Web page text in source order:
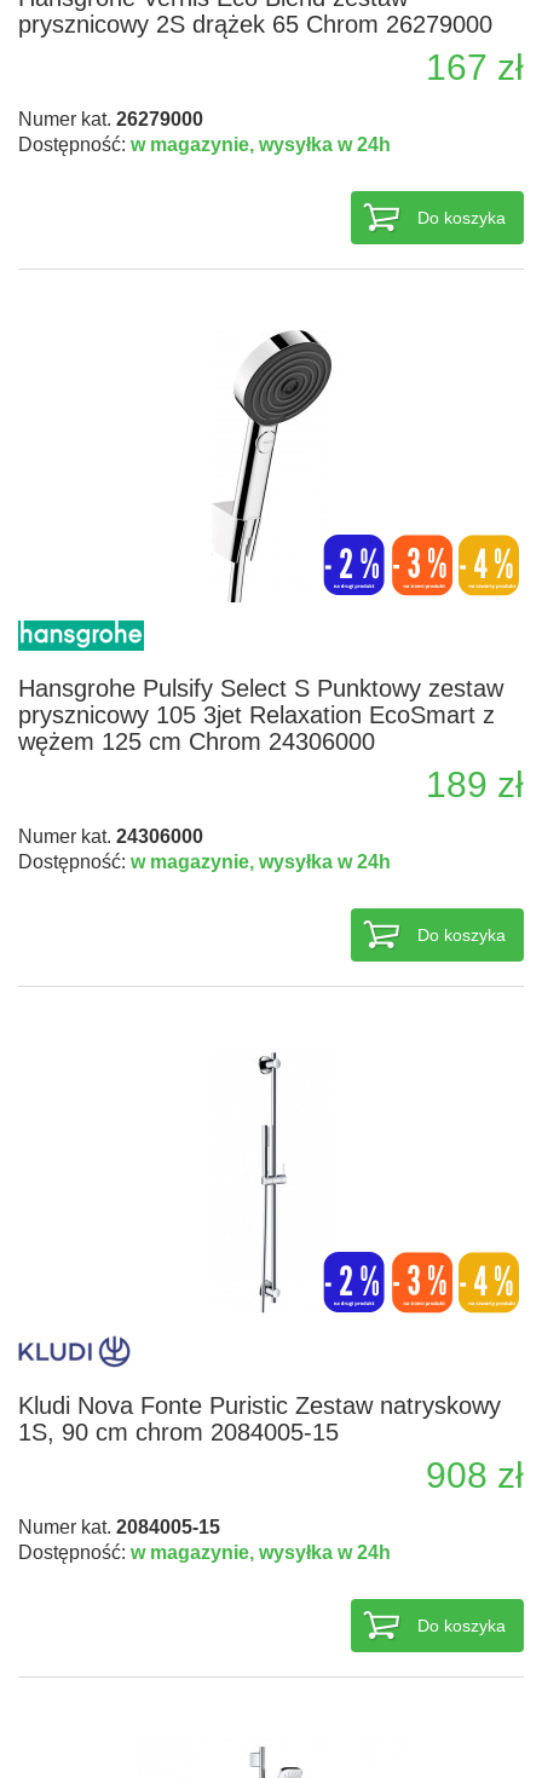
prysznicowy 2S drążek 65 Chrom 26279000
167 zł
Numer kat. 26279000
Dostępność: w magazynie, wysyłka w 24h
Do koszyka
Hansgrohe Pulsify Select S Punktowy zestaw
prysznicowy 105 3jet Relaxation EcoSmart z
wężem 125 cm Chrom 24306000
189 zł
Numer kat. 24306000
Dostępność: w magazynie, wysyłka w 24h
Do koszyka
Kludi Nova Fonte Puristic Zestaw natryskowy
1S, 90 cm chrom 2084005-15
908 zł
Numer kat. 2084005-15
Dostępność: w magazynie, wysyłka w 24h
Do koszyka